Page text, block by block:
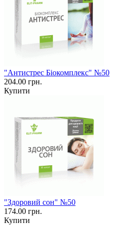
"Антистрес Біокомплекс" №50
204.00 грн.
Купити
"Здоровий сон" №50
174.00 грн.
Купити